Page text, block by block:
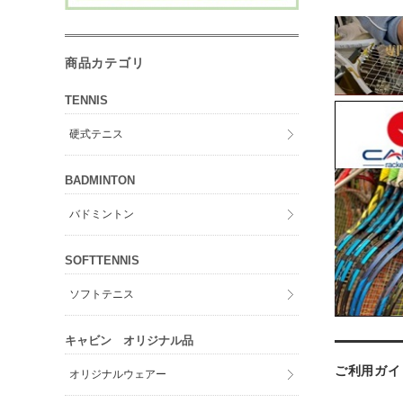
ご利用ガ
商品カテゴリ
TENNIS
硬式テニス
BADMINTON
バドミントン
SOFTTENNIS
ソフトテニス
キャビン オリジナル品
オリジナルウェアー